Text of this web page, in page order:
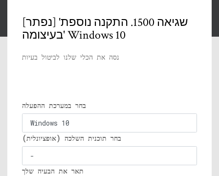
[נפתר] 'שגיאה 1500. התקנה נוספת
בעיצומה' Windows 10
נסה את הכלי שלנו לביטול בעיות
בחר במערכת ההפעלה
בחר תוכנית השלכה (אופציונלית)
תאר את הבעיה שלך